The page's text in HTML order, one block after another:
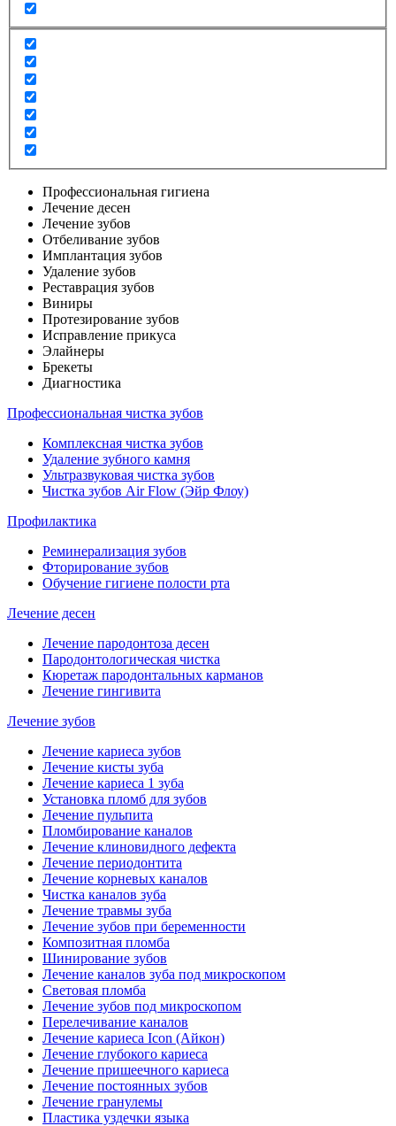
Профессиональная гигиена
Лечение десен
Лечение зубов
Отбеливание зубов
Имплантация зубов
Удаление зубов
Реставрация зубов
Виниры
Протезирование зубов
Исправление прикуса
Элайнеры
Брекеты
Диагностика
Профессиональная чистка зубов
Комплексная чистка зубов
Удаление зубного камня
Ультразвуковая чистка зубов
Чистка зубов Air Flow (Эйр Флоу)
Профилактика
Реминерализация зубов
Фторирование зубов
Обучение гигиене полости рта
Лечение десен
Лечение пародонтоза десен
Пародонтологическая чистка
Кюретаж пародонтальных карманов
Лечение гингивита
Лечение зубов
Лечение кариеса зубов
Лечение кисты зуба
Лечение кариеса 1 зуба
Установка пломб для зубов
Лечение пульпита
Пломбирование каналов
Лечение клиновидного дефекта
Лечение периодонтита
Лечение корневых каналов
Чистка каналов зуба
Лечение травмы зуба
Лечение зубов при беременности
Композитная пломба
Шинирование зубов
Лечение каналов зуба под микроскопом
Световая пломба
Лечение зубов под микроскопом
Перелечивание каналов
Лечение кариеса Icon (Айкон)
Лечение глубокого кариеса
Лечение пришеечного кариеса
Лечение постоянных зубов
Лечение гранулемы
Пластика уздечки языка